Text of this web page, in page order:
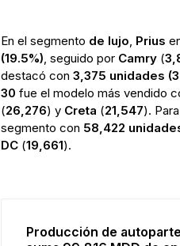
En el segmento de lujo, Prius
(19.5%), seguido por Camry(
destacó con 3,375 unidades
30 fue el modelo más vendido
(26,276) y Creta (21,547).
segmento con 58,422
DC(19,661).
Producción de